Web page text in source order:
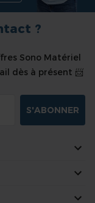
?
Sono Matériel
dès à présent 📨
S'ABONNER